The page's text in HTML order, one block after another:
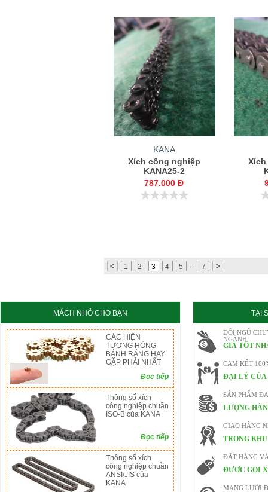
KANA
Xích công nghiệp
KANA25-2
787.000 Đ
1 2 3 4 5 ... 7
MÁCH NHỎ CHO BẠN
CÁC HIỆN
TƯỢNG HỎNG
BÁNH RĂNG HAY
GẶP PHẢI NHẤT
Đọc tiếp
Thông số xích
công nghiệp chuần
ISO-B của KANA
Đọc tiếp
Thông số xích
công nghiệp chuần
ANSI/JIS của
KANA
TẠI
ĐỘI NGŨ
NGÀNH
GIÁ TỐT
CAM KẾT
ĐẠI LÝ CỦA
SẢN PHẨM
LƯỢNG
GIAO HÀNG
TRONG
ĐẶT HÀNG
ĐƯỢC GỌI
MẠNG LƯỚI